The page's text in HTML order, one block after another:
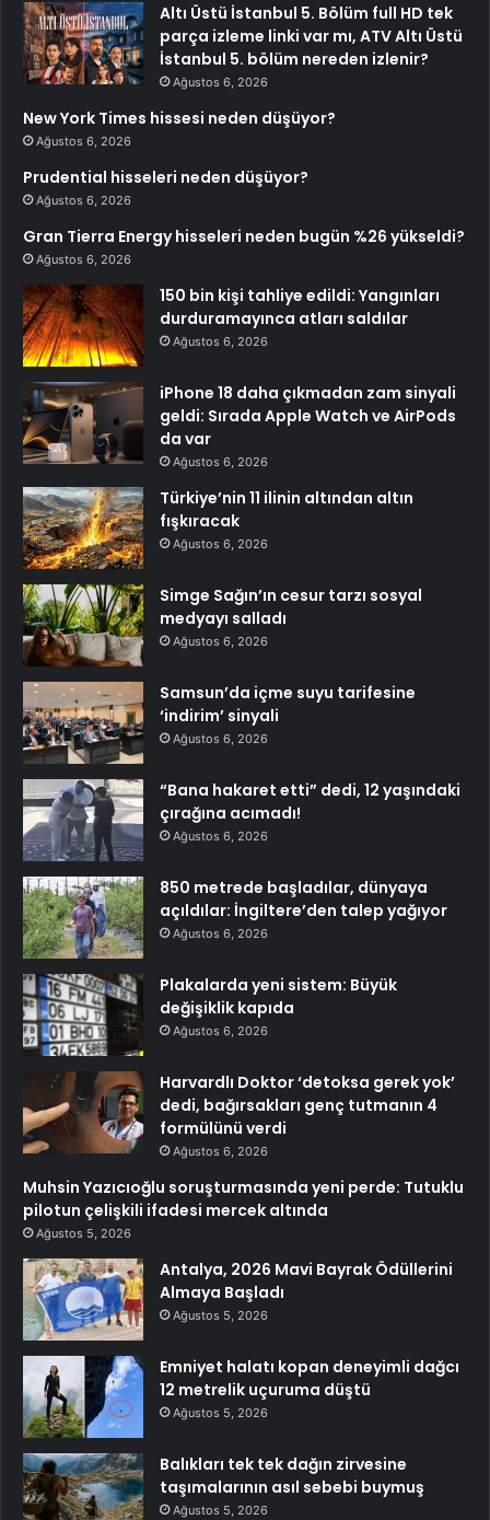
Altı Üstü İstanbul 5. Bölüm full HD tek
parça izleme linki var mı, ATV Altı Üstü
İstanbul 5. bölüm nereden izlenir?
Ağustos 6, 2026
New York Times hissesi neden düşüyor?
Ağustos 6, 2026
Prudential hisseleri neden düşüyor?
Ağustos 6, 2026
Gran Tierra Energy hisseleri neden bugün %26 yükseldi?
Ağustos 6, 2026
150 bin kişi tahliye edildi: Yangınları
durduramayınca atları saldılar
Ağustos 6, 2026
iPhone 18 daha çıkmadan zam sinyali
geldi: Sırada Apple Watch ve AirPods
da var
Ağustos 6, 2026
Türkiye’nin 11 ilinin altından altın
fışkıracak
Ağustos 6, 2026
Simge Sağın’ın cesur tarzı sosyal
medyayı salladı
Ağustos 6, 2026
Samsun’da içme suyu tarifesine
‘indirim’ sinyali
Ağustos 6, 2026
“Bana hakaret etti” dedi, 12 yaşındaki
çırağına acımadı!
Ağustos 6, 2026
850 metrede başladılar, dünyaya
açıldılar: İngiltere’den talep yağıyor
Ağustos 6, 2026
Plakalarda yeni sistem: Büyük
değişiklik kapıda
Ağustos 6, 2026
Harvardlı Doktor ‘detoksa gerek yok’
dedi, bağırsakları genç tutmanın 4
formülünü verdi
Ağustos 6, 2026
Muhsin Yazıcıoğlu soruşturmasında yeni perde: Tutuklu
pilotun çelişkili ifadesi mercek altında
Ağustos 5, 2026
Antalya, 2026 Mavi Bayrak Ödüllerini
Almaya Başladı
Ağustos 5, 2026
Emniyet halatı kopan deneyimli dağcı
12 metrelik uçuruma düştü
Ağustos 5, 2026
Balıkları tek tek dağın zirvesine
taşımalarının asıl sebebi buymuş
Ağustos 5, 2026